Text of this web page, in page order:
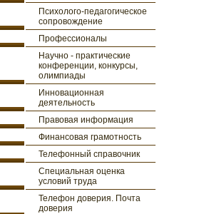
Психолого-педагогическое
сопровождение
Профессионалы
Научно - практические
конференции, конкурсы,
олимпиады
Инновационная
деятельность
Правовая информация
Финансовая грамотность
Телефонный справочник
Специальная оценка
условий труда
Телефон доверия. Почта
доверия